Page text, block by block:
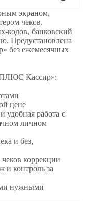
экраном,
чеков.
кодов, банковский
Предустановлена
без ежемесячных
Кассир»:
цене
удобная работа с
личном
и без,
коррекции
и контроль за
нужными